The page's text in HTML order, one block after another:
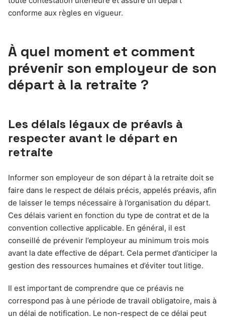
conforme aux règles en vigueur.
À quel moment et comment
prévenir son employeur de son
départ à la retraite ?
Les délais légaux de préavis à
respecter avant le départ en
retraite
Informer son employeur de son départ à la retraite doit se
faire dans le respect de délais précis, appelés préavis, afin
de laisser le temps nécessaire à l’organisation du départ.
Ces délais varient en fonction du type de contrat et de la
convention collective applicable. En général, il est
conseillé de prévenir l’employeur au minimum trois mois
avant la date effective de départ. Cela permet d’anticiper la
gestion des ressources humaines et d’éviter tout litige.
Il est important de comprendre que ce préavis ne
correspond pas à une période de travail obligatoire, mais à
un délai de notification. Le non-respect de ce délai peut